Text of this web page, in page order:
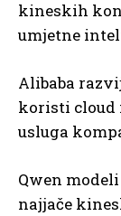
kineskih
umjetne
Alibaba
koristi cloud
usluga
Qwen
najjače